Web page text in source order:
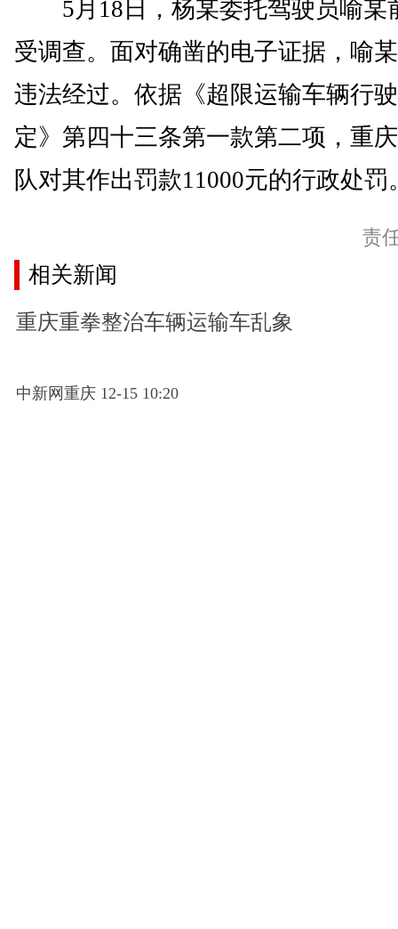
5月18日，杨某委托驾驶员喻某
受调查。面对确凿的电子证据，喻
违法经过。依据《超限运输车辆行
定》第四十三条第一款第二项，重
队对其作出罚款11000元的行政处罚
责
相关新闻
重庆重拳整治车辆运输车乱象
中新网重庆 12-15 10:20